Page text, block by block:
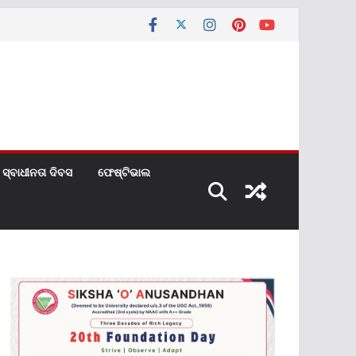
ସ୍ବାଧୀନତା ଦିବସ ଫେଷ୍ଟିଭାଲ